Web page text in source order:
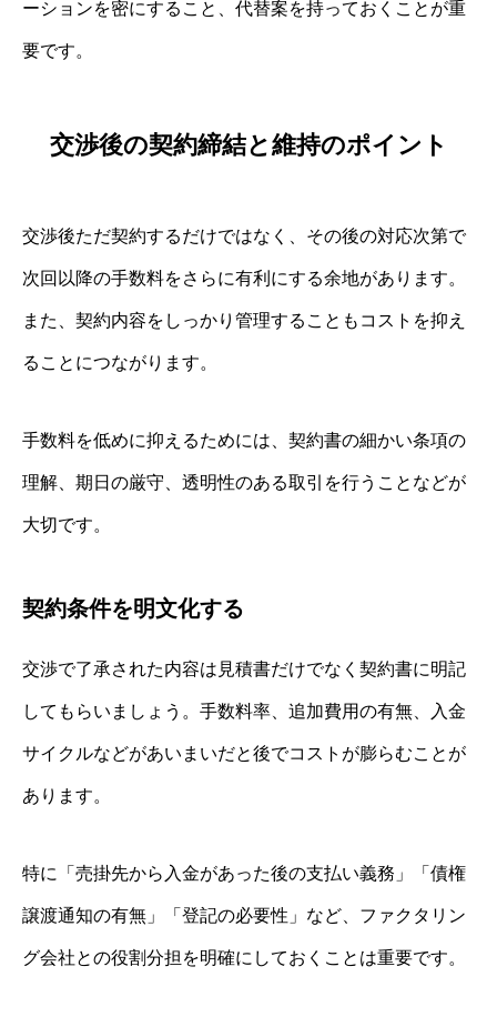
ーションを密にすること、代替案を持っておくことが重
要です。
交渉後の契約締結と維持のポイント
交渉後ただ契約するだけではなく、その後の対応次第で
次回以降の手数料をさらに有利にする余地があります。
また、契約内容をしっかり管理することもコストを抑え
ることにつながります。
手数料を低めに抑えるためには、契約書の細かい条項の
理解、期日の厳守、透明性のある取引を行うことなどが
大切です。
契約条件を明文化する
交渉で了承された内容は見積書だけでなく契約書に明記
してもらいましょう。手数料率、追加費用の有無、入金
サイクルなどがあいまいだと後でコストが膨らむことが
あります。
特に「売掛先から入金があった後の支払い義務」「債権
譲渡通知の有無」「登記の必要性」など、ファクタリン
グ会社との役割分担を明確にしておくことは重要です。